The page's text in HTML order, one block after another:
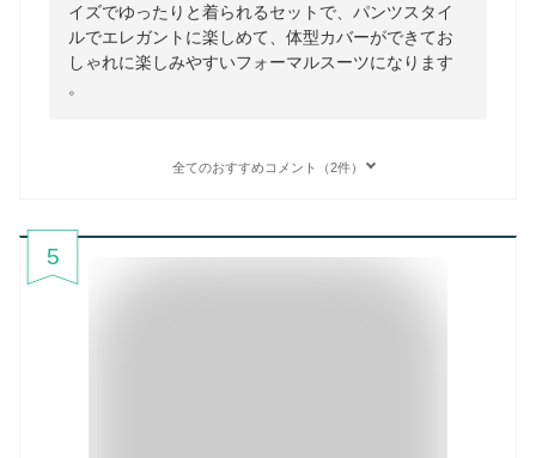
イズでゆったりと着られるセットで、パンツスタイ
ルでエレガントに楽しめて、体型カバーができてお
しゃれに楽しみやすいフォーマルスーツになります
。
全てのおすすめコメント（2件）
5